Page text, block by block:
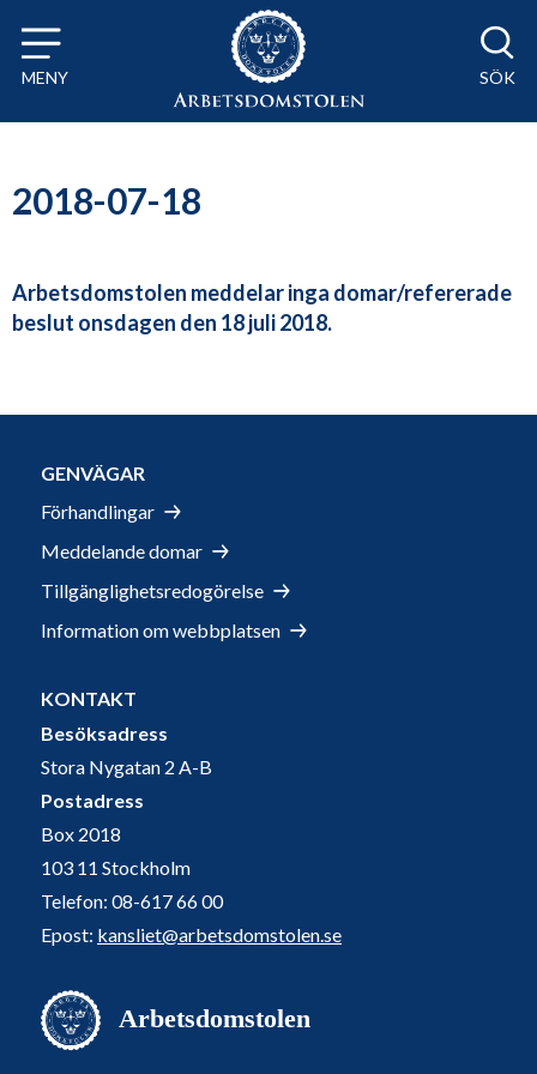
Till innehåll på sidan x
MENY SÖK
2018-07-18
Arbetsdomstolen meddelar inga domar/refererade
beslut onsdagen den 18 juli 2018.
GENVÄGAR
Förhandlingar
Meddelande domar
Tillgänglighetsredogörelse
Information om webbplatsen
KONTAKT
Besöksadress
Stora Nygatan 2 A-B
Postadress
Box 2018
103 11 Stockholm
Telefon: 08-617 66 00
Epost: kansliet@arbetsdomstolen.se